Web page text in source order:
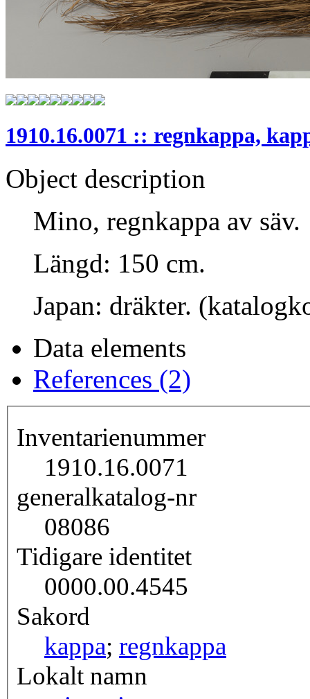
1910.16.0071 :: regnkappa,
Object description
Mino, regnkappa av säv.
Längd: 150 cm.
Japan: dräkter.
Data elements
References (2)
Inventarienummer
1910.16.0071
generalkatalog-nr
08086
Tidigare identitet
0000.00.4545
Sakord
kappa; regnkappa
Lokalt namn